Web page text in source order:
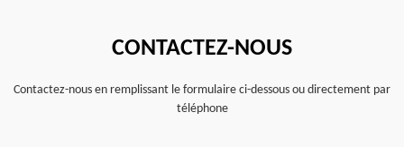
CONTACTEZ-NOUS
Contactez-nous en remplissant le formulaire ci-dessous ou directement par
téléphone